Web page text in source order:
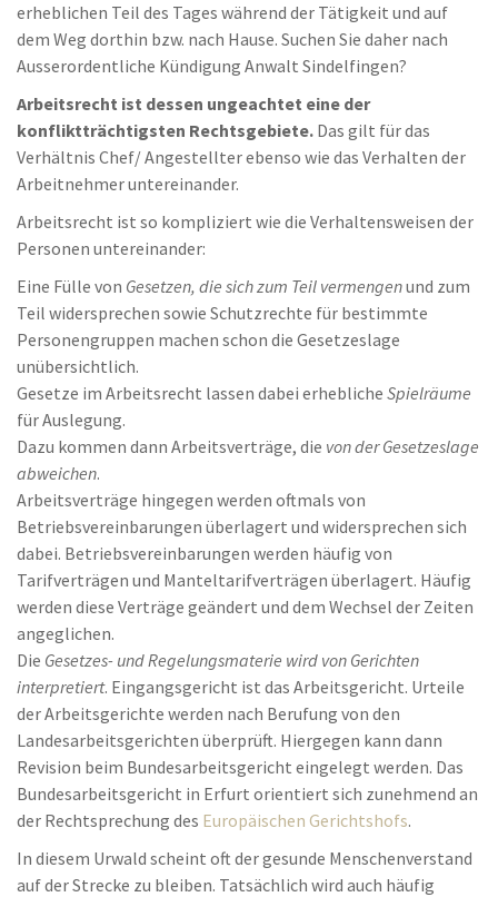
erheblichen Teil des Tages während der Tätigkeit und auf
dem Weg dorthin bzw. nach Hause. Suchen Sie daher nach
Ausserordentliche Kündigung Anwalt Sindelfingen?
Arbeitsrecht ist dessen ungeachtet eine der
konfliktträchtigsten Rechtsgebiete. Das gilt für das
Verhältnis Chef/ Angestellter ebenso wie das Verhalten der
Arbeitnehmer untereinander.
Arbeitsrecht ist so kompliziert wie die Verhaltensweisen der
Personen untereinander:
Eine Fülle von Gesetzen, die sich zum Teil vermengenund zum
Teil widersprechen sowie Schutzrechte für bestimmte
Personengruppen machen schon die Gesetzeslage
unübersichtlich.
Gesetze im Arbeitsrecht lassen dabei erhebliche Spielräume
für Auslegung.
Dazu kommen dann Arbeitsverträge, die von der Gesetzeslage
abweichen.
Arbeitsverträge hingegen werden oftmals von
Betriebsvereinbarungen überlagert und widersprechen sich
dabei. Betriebsvereinbarungen werden häufig von
Tarifverträgen und Manteltarifverträgen überlagert. Häufig
werden diese Verträge geändert und dem Wechsel der Zeiten
angeglichen.
Die Gesetzes- und Regelungsmaterie wird von Gerichten
interpretiert. Eingangsgericht ist das Arbeitsgericht. Urteile
der Arbeitsgerichte werden nach Berufung von den
Landesarbeitsgerichten überprüft. Hiergegen kann dann
Revision beim Bundesarbeitsgericht eingelegt werden. Das
Bundesarbeitsgericht in Erfurt orientiert sich zunehmend an
der Rechtsprechung des Europäischen Gerichtshofs.
In diesem Urwald scheint oft der gesunde Menschenverstand
auf der Strecke zu bleiben. Tatsächlich wird auch häufig